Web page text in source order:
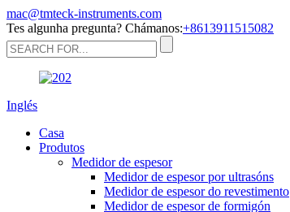
mac@tmteck-instruments.com
Tes algunha pregunta? Chámanos:+8613911515082
Inglés
Casa
Produtos
Medidor de espesor
Medidor de espesor por ultrasóns
Medidor de espesor do revestimento
Medidor de espesor de formigón